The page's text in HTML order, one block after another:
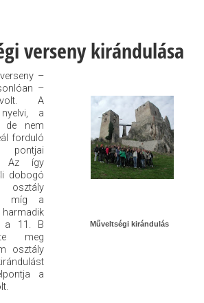
verseny kirándulása
Műveltségi kirándulás
–
–
A
a
de nem
forduló
Az így
dobogó
osztály
míg a
a 11. B
meg
osztály
a